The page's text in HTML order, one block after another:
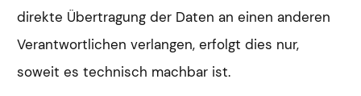
direkte Übertragung der Daten an einen anderen
Verantwortlichen verlangen, erfolgt dies nur,
soweit es technisch machbar ist.